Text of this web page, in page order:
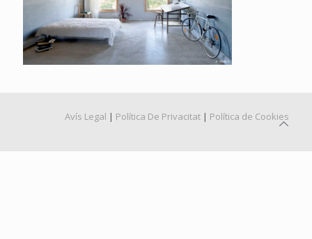
Avís Legal | Política De Privacitat | Política de Cookies